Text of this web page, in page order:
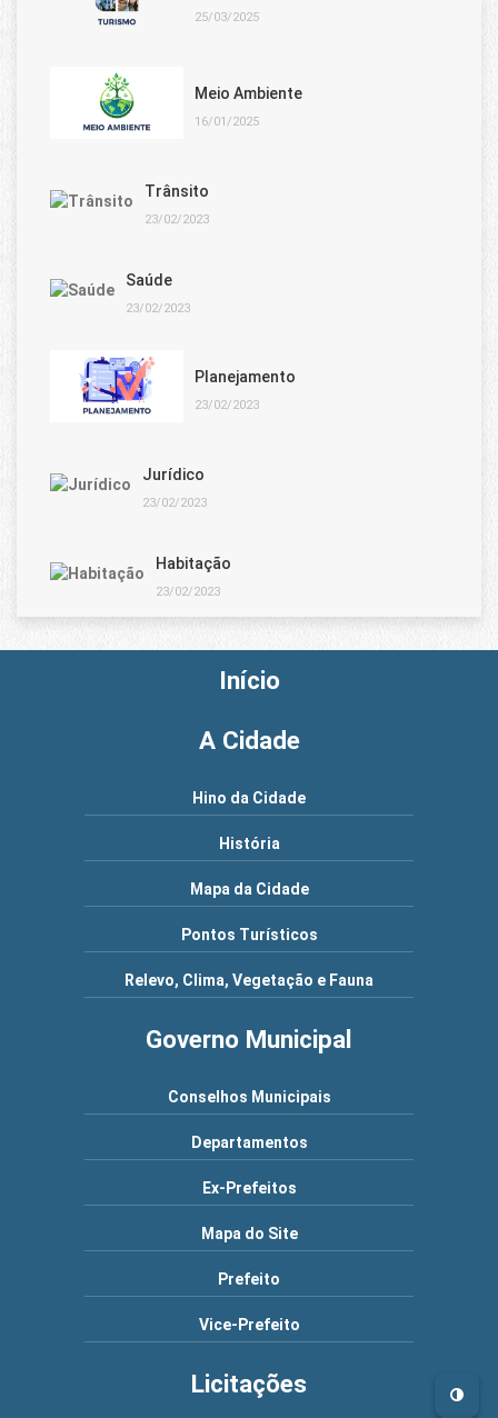
25/03/2025
Meio Ambiente
16/01/2025
Trânsito
23/02/2023
Saúde
23/02/2023
Planejamento
23/02/2023
Jurídico
23/02/2023
Habitação
23/02/2023
Início
A Cidade
Hino da Cidade
História
Mapa da Cidade
Pontos Turísticos
Relevo, Clima, Vegetação e Fauna
Governo Municipal
Conselhos Municipais
Departamentos
Ex-Prefeitos
Mapa do Site
Prefeito
Vice-Prefeito
Licitações